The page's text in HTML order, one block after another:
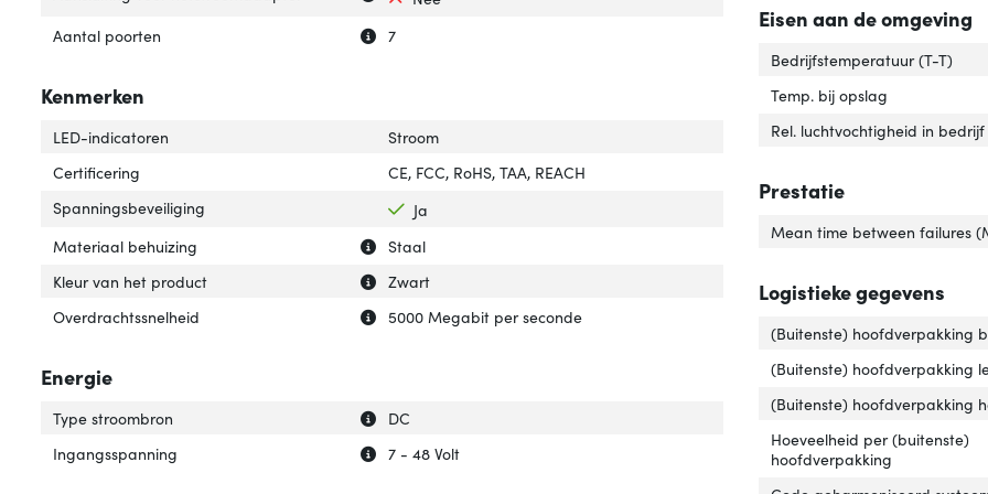
Uitleg over 'Aantal poorten'
Verberg uitleg over 'Aantal poorten'
Aantal poorten 7
Kenmerken
LED-indicatoren
Stroom
Certificering
CE, FCC, RoHS, TAA, REACH
Spanningsbeveiliging
Ja
Uitleg over 'Materiaal behuizing'
Verberg uitleg over 'Materiaal behuizing'
Materiaal behuizing
Staal
Uitleg over 'Kleur van het product'
Verberg uitleg over 'Kleur van het product'
Kleur van het product
Zwart
Uitleg over 'Overdrachtssnelheid'
Verberg uitleg over 'Overdrachtssnelheid'
Overdrachtssnelheid 5000 Megabit per seconde
Energie
Uitleg over 'Type stroombron'
Verberg uitleg over 'Type stroombron'
Type stroombron
DC
Uitleg over 'Ingangsspanning'
Verberg uitleg over 'Ingangsspanning'
Ingangsspanning 7 - 48 Volt
Eisen aan de omgeving
Bedrijfstemperatuur (T-T)
Temp. bij opslag
Rel. luchtvochtigheid in bedrijf
Prestatie
Mean time between failures
Logistieke gegevens
(Buitenste) hoofdverpakking
(Buitenste) hoofdverpakking
(Buitenste) hoofdverpakking
Hoeveelheid per (buitenste)
hoofdverpakking